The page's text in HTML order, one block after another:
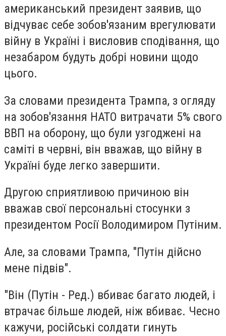
американський президент заявив, що
відчуває себе зобов'язаним врегулювати
війну в Україні і висловив сподівання, що
незабаром будуть добрі новини щодо
цього.
За словами президента Трампа, з огляду
на зобов'язання НАТО витрачати 5% свого
ВВП на оборону, що були узгоджені на
саміті в червні, він вважав, що війну в
Україні буде легко завершити.
Другою сприятливою причиною він
вважав свої персональні стосунки з
президентом Росії Володимиром Путіним.
Але, за словами Трампа, "Путін дійсно
мене підвів".
"Він (Путін - Ред.) вбиває багато людей, і
втрачає більше людей, ніж вбиває. Чесно
кажучи, російські солдати гинуть